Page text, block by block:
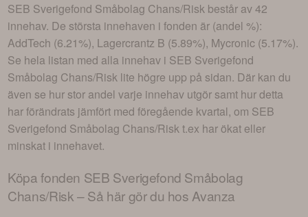
SEB Sverigefond Småbolag Chans/Risk består av42
innehav. De största innehaven i fonden är (andel %):
AddTech (6.21%), Lagercrantz B (5.89%), Mycronic (5.17%).
Se hela listan med alla innehav i SEB Sverigefond
Småbolag Chans/Risk lite högre upp på sidan. Där kan du
även se hur stor andel varje innehav utgör samt hur detta
har förändrats jämfört med föregående kvartal, om SEB
Sverigefond Småbolag Chans/Riskt.ex har ökat eller
minskat i innehavet.
Köpa fonden SEB Sverigefond Småbolag
Chans/Risk– Så här gör du hos Avanza